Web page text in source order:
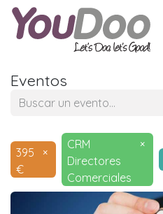
Eventos
395
€
×
CRM
Directores
Comerciales
×